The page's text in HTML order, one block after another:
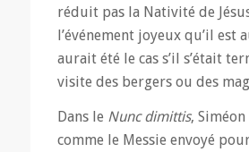
réduit pas la Nativité de
l’événement joyeux qu’il est
aurait été le cas s’il s’était
visite des bergers ou des
Dans le Nunc dimittis, Siméon
comme le Messie envoyé